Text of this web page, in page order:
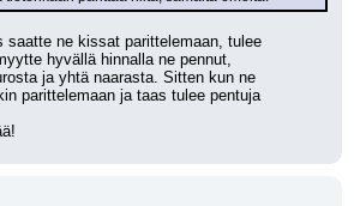
saatte ne kissat parittelemaan, tulee
hyvällä hinnalla ne pennut,
ja yhtä naarasta. Sitten kun ne
parittelemaan ja taas tulee pentuja